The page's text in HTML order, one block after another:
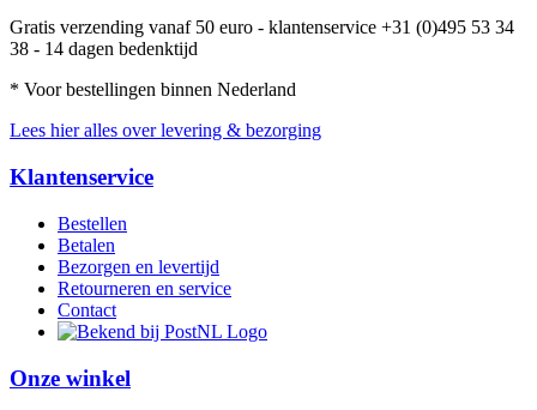
Gratis verzending vanaf 50 euro - klantenservice +31 (0)495 53 34
38 - 14 dagen bedenktijd
* Voor bestellingen binnen Nederland
Lees hier alles over levering & bezorging
Klantenservice
Bestellen
Betalen
Bezorgen en levertijd
Retourneren en service
Contact
Onze winkel